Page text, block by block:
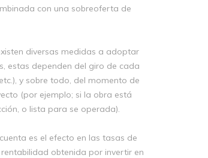
con una sobreoferta de
diversas medidas a adoptar
estas dependen del giro de cada
y sobre todo, del momento de
(por ejemplo; si la obra está
o lista para se operada).
es el efecto en las tasas de
obtenida por invertir en